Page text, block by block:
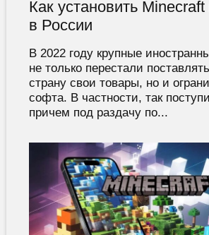
Как установить
в России
В 2022 году крупные
не только перестали
страну свои товары, но и
софта. В частности, так
причем под раздачу по...